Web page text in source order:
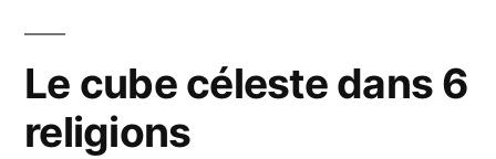
Le cube céleste dans 6
religions